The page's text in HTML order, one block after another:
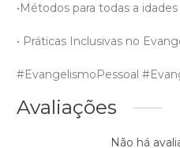
•Métodos para todas a idades
• Práticas Inclusivas no
#EvangelismoPessoal
Avaliações
Não há